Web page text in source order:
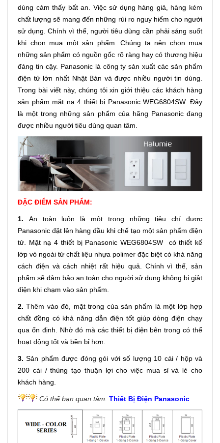
dùng cảm thấy bất an. Việc sử dụng hàng giả, hàng kém
chất lượng sẽ mang đến những rủi ro nguy hiểm cho người
sử dụng. Chính vì thế, người tiêu dùng cần phải sáng suốt
khi chọn mua một sản phẩm. Chúng ta nên chọn mua
những sản phẩm có nguồn gốc rõ ràng hay có thương hiệu
đáng tin cậy. Panasonic là công ty sản xuất các sản phẩm
điện tử lớn nhất Nhật Bản và được nhiều người tin dùng.
Trong bài viết này, chúng tôi xin giới thiệu các khách hàng
sản phẩm mặt nạ 4 thiết bị Panasonic WEG6804SW. Đây
là một trong những sản phẩm của hãng Panasonic đang
được nhiều người tiêu dùng quan tâm.
ĐẶC ĐIỂM SẢN PHẨM:
1. An toàn luôn là một trong những tiêu chí được
Panasonic đặt lên hàng đầu khi chế tạo một sản phẩm điện
tử. Mặt nạ 4 thiết bị Panasonic WEG6804SW có thiết kế
lớp vỏ ngoài từ chất liệu nhựa polimer đặc biệt có khả năng
cách điện và cách nhiệt rất hiệu quả. Chính vì thế, sản
phẩm sẽ đảm bảo an toàn cho người sử dụng không bị giật
điện khi chạm vào sản phẩm.
2.Thêm vào đó, mặt trong của sản phẩm là một lớp hợp
chất đồng có khả năng dẫn điện tốt giúp dòng điện chạy
qua ổn định. Nhờ đó mà các thiết bị điện bên trong có thể
hoạt động tốt và bền bỉ hơn.
3. Sản phẩm được đóng gói với số lượng 10 cái / hộp và
200 cái / thùng tạo thuận lợi cho việc mua sỉ và lẻ cho
khách hàng.
Có thể bạn quan tâm: Thiết Bị Điện Panasonic